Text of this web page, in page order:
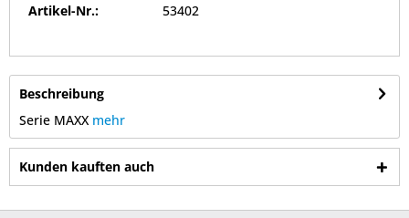
Artikel-Nr.: 53402
Beschreibung
Serie MAXX mehr
Kunden kauften auch